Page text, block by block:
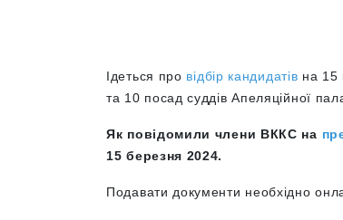
Ідеться про відбір кандидатів на 15
та 10 посад суддів Апеляційної
Як повідомили члени ВККС на
15 березня 2024.
Подавати документи необхідно